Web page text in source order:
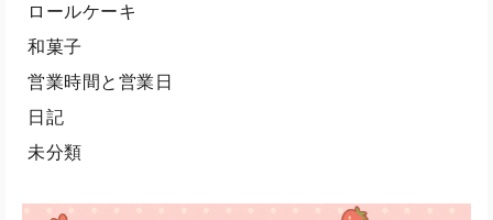
ロールケーキ
和菓子
営業時間と営業日
日記
未分類